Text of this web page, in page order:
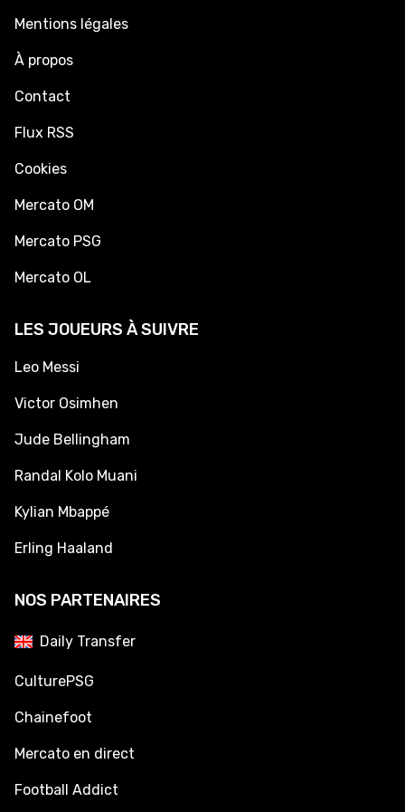
Mentions légales
À propos
Contact
Flux RSS
Cookies
Mercato OM
Mercato PSG
Mercato OL
LES JOUEURS À SUIVRE
Leo Messi
Victor Osimhen
Jude Bellingham
Randal Kolo Muani
Kylian Mbappé
Erling Haaland
NOS PARTENAIRES
Daily Transfer
CulturePSG
Chainefoot
Mercato en direct
Football Addict